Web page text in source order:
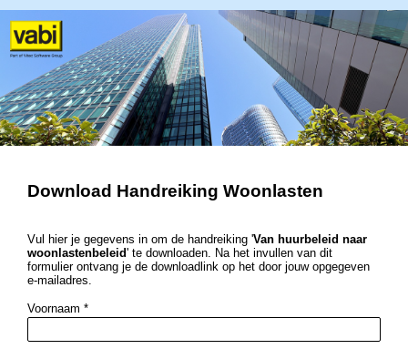
Download Handreiking Woonlasten
Vul hier je gegevens in om de handreiking 'Van huurbeleid naar
woonlastenbeleid' te downloaden. Na het invullen van dit
formulier ontvang je de downloadlink op het door jouw opgegeven
e-mailadres.
Voornaam *